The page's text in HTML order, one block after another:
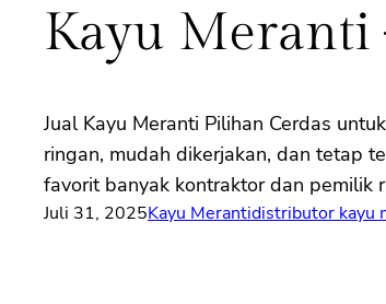
Kayu
Jual Kayu Meranti Pilihan Cerdas
ringan, mudah dikerjakan, dan tetap
favorit banyak kontraktor dan pemilik
Juli 31, 2025Kayu Merantidistributor kayu